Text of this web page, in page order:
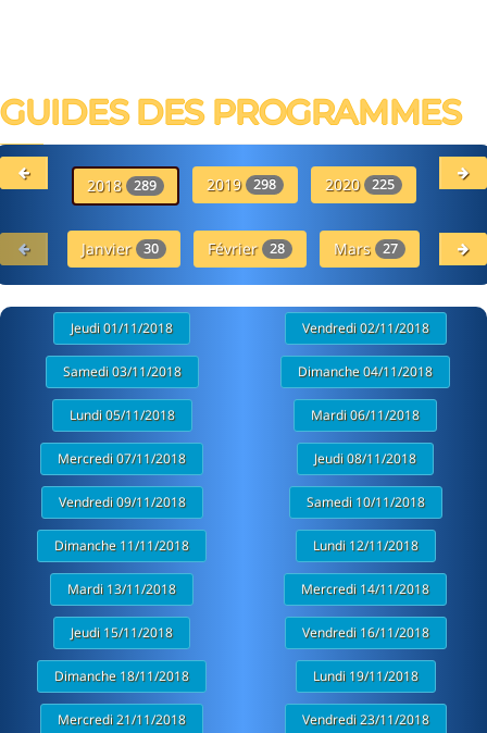
GUIDES DES PROGRAMMES
2018 289 2019 298 2020 225
Janvier 30 Février 28 Mars 27
Jeudi 01/11/2018 Vendredi 02/11/2018
Samedi 03/11/2018 Dimanche 04/11/2018
Lundi 05/11/2018 Mardi 06/11/2018
Mercredi 07/11/2018 Jeudi 08/11/2018
Vendredi 09/11/2018 Samedi 10/11/2018
Dimanche 11/11/2018 Lundi 12/11/2018
Mardi 13/11/2018 Mercredi 14/11/2018
Jeudi 15/11/2018 Vendredi 16/11/2018
Dimanche 18/11/2018 Lundi 19/11/2018
Mercredi 21/11/2018 Vendredi 23/11/2018